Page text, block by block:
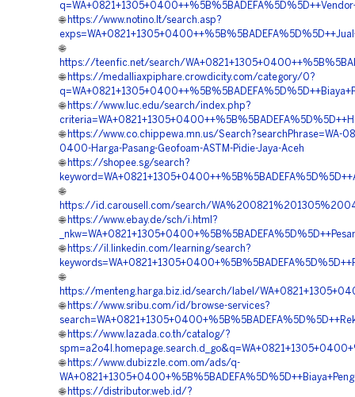
🌐 https://www.notino.lt/search.asp?
🌐
https://teenfic.net/search/
🌐 https://medalliaxpiphare.crowdicity.com/category/0?
🌐 https://www.luc.edu/search/index.php?
🌐 https://www.co.chippewa.mn.us/Search?searchPhrase=WA-
0400-Harga-Pasang-Geofoam-ASTM-Pidie-Jaya-Aceh
🌐 https://shopee.sg/search?
🌐
https://id.carousell.com/search/
🌐 https://www.ebay.de/sch/i.html?
🌐 https://il.linkedin.com/learning/search?
🌐
https://menteng.harga.biz.id/search/label/
🌐 https://www.sribu.com/id/browse-services?
🌐 https://www.lazada.co.th/catalog/?
🌐 https://www.dubizzle.com.om/ads/q-
🌐 https://distributor.web.id/?